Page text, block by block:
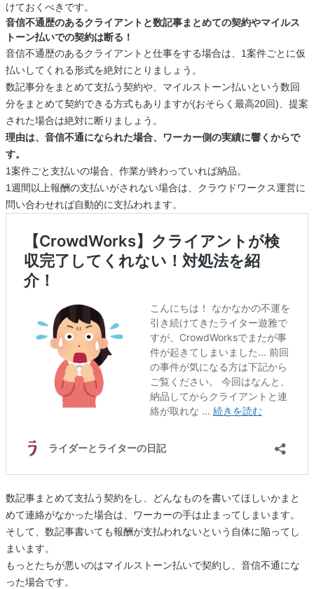
けておくべきです。
音信不通歴のあるクライアントと数記事まとめての契約やマイルス
トーン払いでの契約は断る！
音信不通歴のあるクライアントと仕事をする場合は、1案件ごとに仮
払いしてくれる形式を絶対にとりましょう。
数記事分をまとめて支払う契約や、マイルストーン払いという数回
分をまとめて契約できる方式もありますが(おそらく最高20回)、提案
された場合は絶対に断りましょう。
理由は、音信不通になられた場合、ワーカー側の実績に響くからで
す。
1案件ごと支払いの場合、作業が終わっていれば納品。
1週間以上報酬の支払いがされない場合は、クラウドワークス運営に
問い合わせれば自動的に支払われます。
数記事まとめて支払う契約をし、どんなものを書いてほしいかまと
めて連絡がなかった場合は、ワーカーの手は止まってしまいます。
そして、数記事書いても報酬が支払われないという自体に陥ってし
まいます。
もっとたちが悪いのはマイルストーン払いで契約し、音信不通にな
った場合です。